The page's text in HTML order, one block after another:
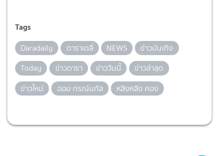
Tags
Daradaily ดาราเดลี่ NEWS
ข่าวบันเทิง
Today
ข่าวดารา ข่าววันนี้
ข่าวล่าสุด
ข่าวใหม่
ออม กรณ์นภัส หลิงหลิง คอง